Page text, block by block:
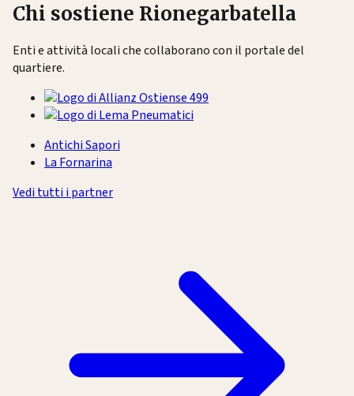
Chi sostiene Rionegarbatella
Enti e attività locali che collaborano con il portale del
quartiere.
Antichi Sapori
La Fornarina
Vedi tutti i partner